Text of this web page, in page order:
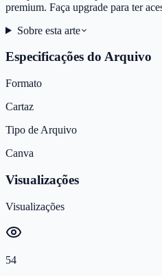
premium. Faça upgrade para ter
Sobre esta arte
Especificações do Arquivo
Formato
Cartaz
Tipo de Arquivo
Canva
Visualizações
Visualizações
54